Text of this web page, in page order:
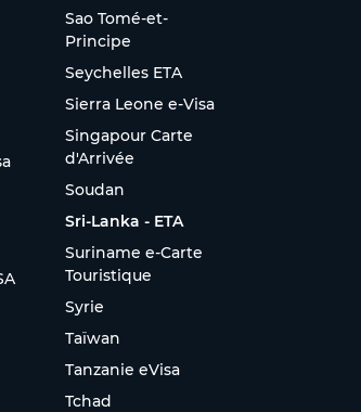
Sao Tomé-et-
Principe
Seychelles ETA
Sierra Leone e-Visa
Singapour Carte
d'Arrivée
Soudan
Sri-Lanka - ETA
Suriname e-Carte
Touristique
Syrie
Taïwan
Tanzanie eVisa
Tchad